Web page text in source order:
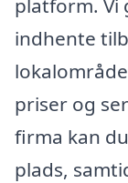
platform. Vi
indhente
priser og
firma kan
plads,